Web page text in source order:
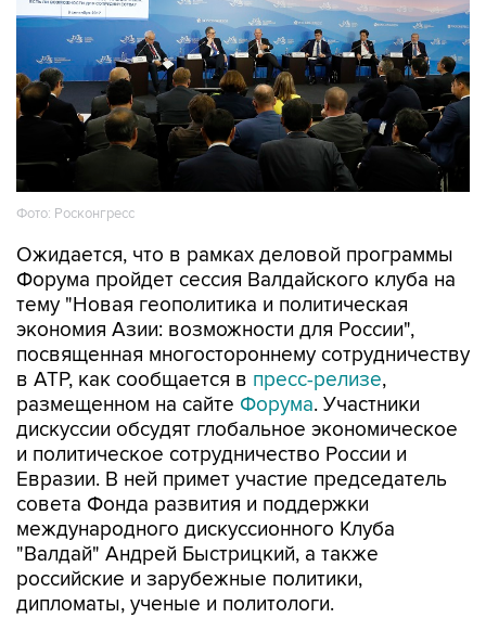
Фото: Росконгресс
Ожидается, что в рамках деловой программы
Форума пройдет сессия Валдайского клуба на
тему "Новая геополитика и политическая
экономия Азии: возможности для России",
посвященная многостороннему сотрудничеству
в АТР, как сообщается в пресс-релизе,
размещенном на сайте Форума. Участники
дискуссии обсудят глобальное экономическое
и политическое сотрудничество России и
Евразии. В ней примет участие председатель
совета Фонда развития и поддержки
международного дискуссионного Клуба
"Валдай" Андрей Быстрицкий, а также
российские и зарубежные политики,
дипломаты, ученые и политологи.